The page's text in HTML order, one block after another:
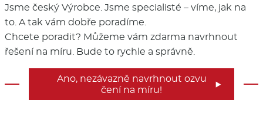
Jsme český Výrobce. Jsme specialisté – víme, jak na
to. A tak vám dobře poradíme.
Chcete poradit? Můžeme vám zdarma navrhnout
řešení na míru. Bude to rychle a správně.
Ano, nezávazně navrhnout ozvu
čení na míru!
